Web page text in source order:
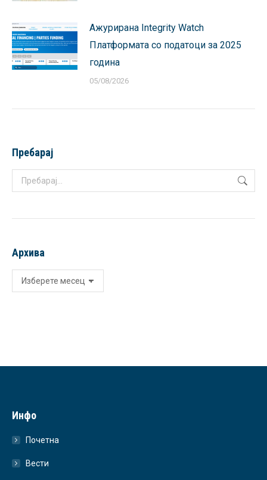
Ажурирана Integrity Watch
Платформата со податоци за 2025
година
05/08/2026
Пребарај
Search:
Архива
Архива
Инфо
Почетна
Вести